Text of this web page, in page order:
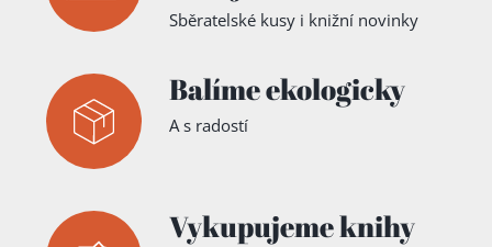
Sběratelské kusy i knižní novinky
Balíme ekologicky
A s radostí
Vykupujeme knihy